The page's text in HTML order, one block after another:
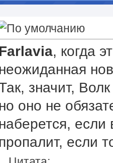
, когда
неожиданная
значит,
но оно не
наберется, если
пропалит, если